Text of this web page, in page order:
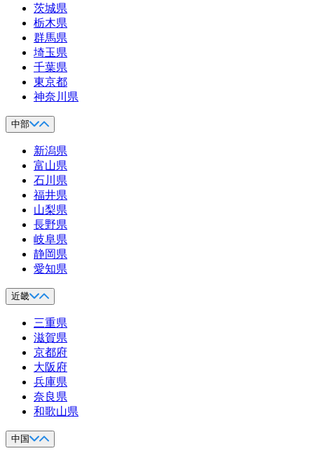
茨城県
栃木県
群馬県
埼玉県
千葉県
東京都
神奈川県
中部
新潟県
富山県
石川県
福井県
山梨県
長野県
岐阜県
静岡県
愛知県
近畿
三重県
滋賀県
京都府
大阪府
兵庫県
奈良県
和歌山県
中国